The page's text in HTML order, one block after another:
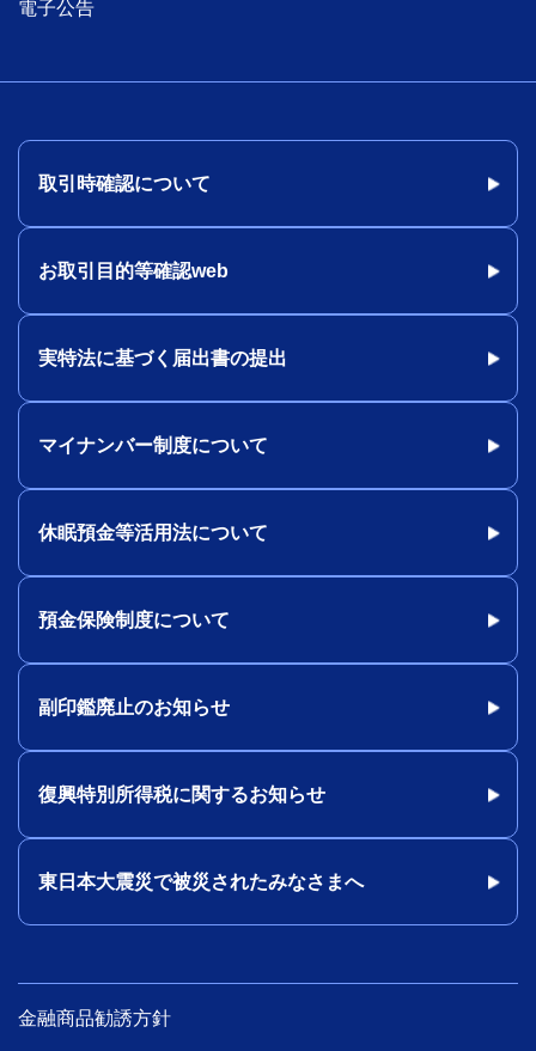
電子公告
取引時確認について
お取引目的等確認web
実特法に基づく届出書の提出
マイナンバー制度について
休眠預金等活用法について
預金保険制度について
副印鑑廃止のお知らせ
復興特別所得税に関するお知らせ
東日本大震災で被災されたみなさまへ
金融商品勧誘方針